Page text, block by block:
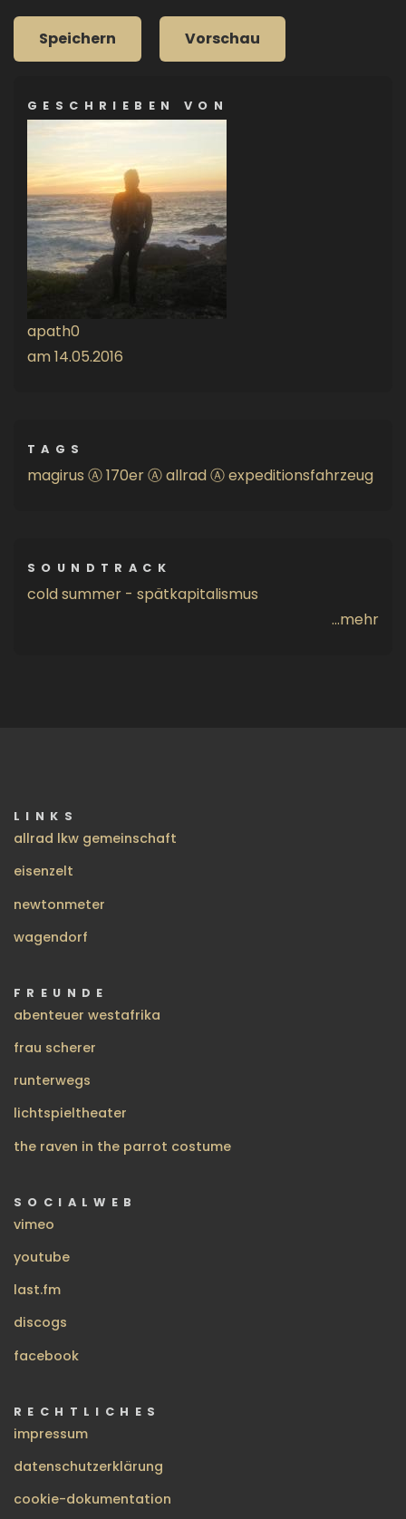
GESCHRIEBEN VON
apath0
am14.05.2016
TAGS
magirus Ⓐ170erⒶallradⒶexpeditionsfahrzeug
SOUNDTRACK
cold summer - spätkapitalismus
...mehr
LINKS
allrad lkw gemeinschaft
eisenzelt
newtonmeter
wagendorf
FREUNDE
abenteuer westafrika
frau scherer
runterwegs
lichtspieltheater
the raven in the parrot costume
SOCIALWEB
vimeo
youtube
last.fm
discogs
facebook
RECHTLICHES
impressum
datenschutzerklärung
cookie-dokumentation